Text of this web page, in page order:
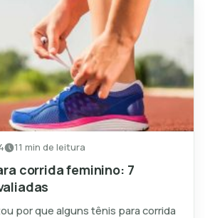
11 min de leitura
corrida feminino: 7
por que alguns tênis para corrida